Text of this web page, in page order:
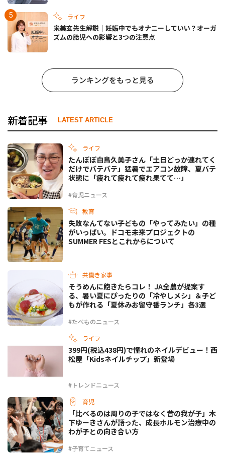
ライフ
宋美玄先生解説｜妊娠中でもオナニーしていい？オーガ
ズムの胎児への影響と3つの注意点
ランキングをもっと見る
新着記事 LATEST ARTICLE
ライフ
#育児ニュース
たんぽぽ白鳥久美子さん「土日どっか連れてく
だけでバテバテ」猛暑でエアコン故障、夏バテ
状態に「疲れて疲れて疲れ果てて…」
教育
失敗なんてない――子どもの「やってみたい」の種
がいっぱい。ドコモ未来プロジェクトの
SUMMER FESとこれからについて
共働き家事
#たべものニュース
そうめんに飽きたらコレ！ JA全農が提案す
る、暑い夏にぴったりの「冷やしメシ」＆子ど
もが作れる「夏休みお留守番ランチ」各3選
ライフ
#トレンドニュース
399円(税込438円)で憧れのネイルデビュー！西
松屋「Kidsネイルチップ」新登場
育児
#子育てニュース
「比べるのは周りの子ではなく昔の我が子」木
下ゆーきさんが語った、成長ホルモン治療中の
わが子との向き合い方